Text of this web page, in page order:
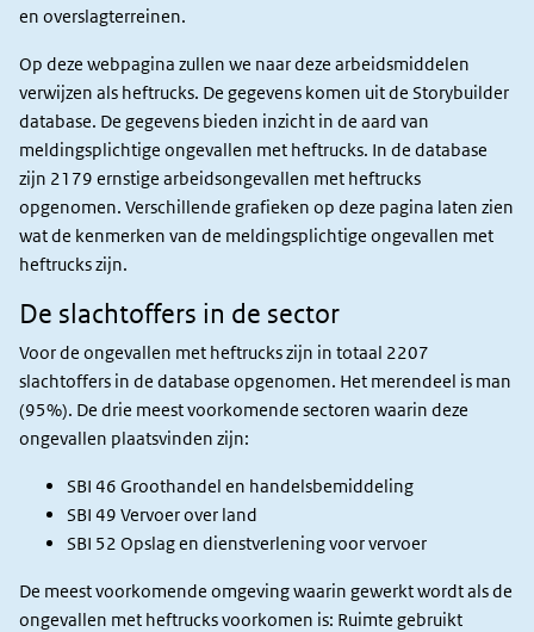
en overslagterreinen.
Op deze webpagina zullen we naar deze arbeidsmiddelen
verwijzen als heftrucks. De gegevens komen uit de Storybuilder
database. De gegevens bieden inzicht in de aard van
meldingsplichtige ongevallen met heftrucks. In de database
zijn 2179 ernstige arbeidsongevallen met heftrucks
opgenomen. Verschillende grafieken op deze pagina laten zien
wat de kenmerken van de meldingsplichtige ongevallen met
heftrucks zijn.
De slachtoffers in de sector
Voor de ongevallen met heftrucks zijn in totaal 2207
slachtoffers in de database opgenomen. Het merendeel is man
(95%). De drie meest voorkomende sectoren waarin deze
ongevallen plaatsvinden zijn:
SBI 46 Groothandel en handelsbemiddeling
SBI 49 Vervoer over land
SBI 52 Opslag en dienstverlening voor vervoer
De meest voorkomende omgeving waarin gewerkt wordt als de
ongevallen met heftrucks voorkomen is: Ruimte gebruikt